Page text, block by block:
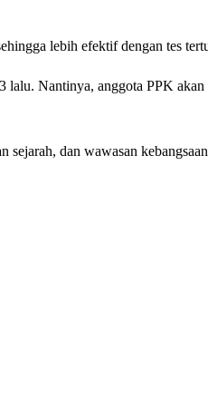
lebih efektif dengan tes
lalu. Nantinya, anggota PPK
sejarah, dan wawasan